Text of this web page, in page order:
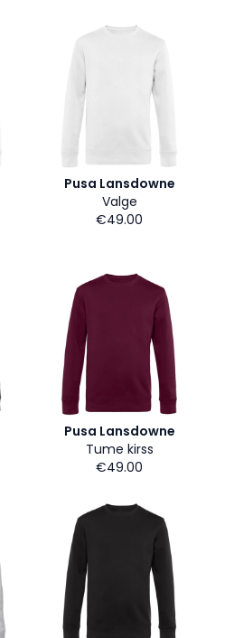
Pusa Lansdowne
Valge
€49.00
Pusa Lansdowne
Tume kirss
€49.00